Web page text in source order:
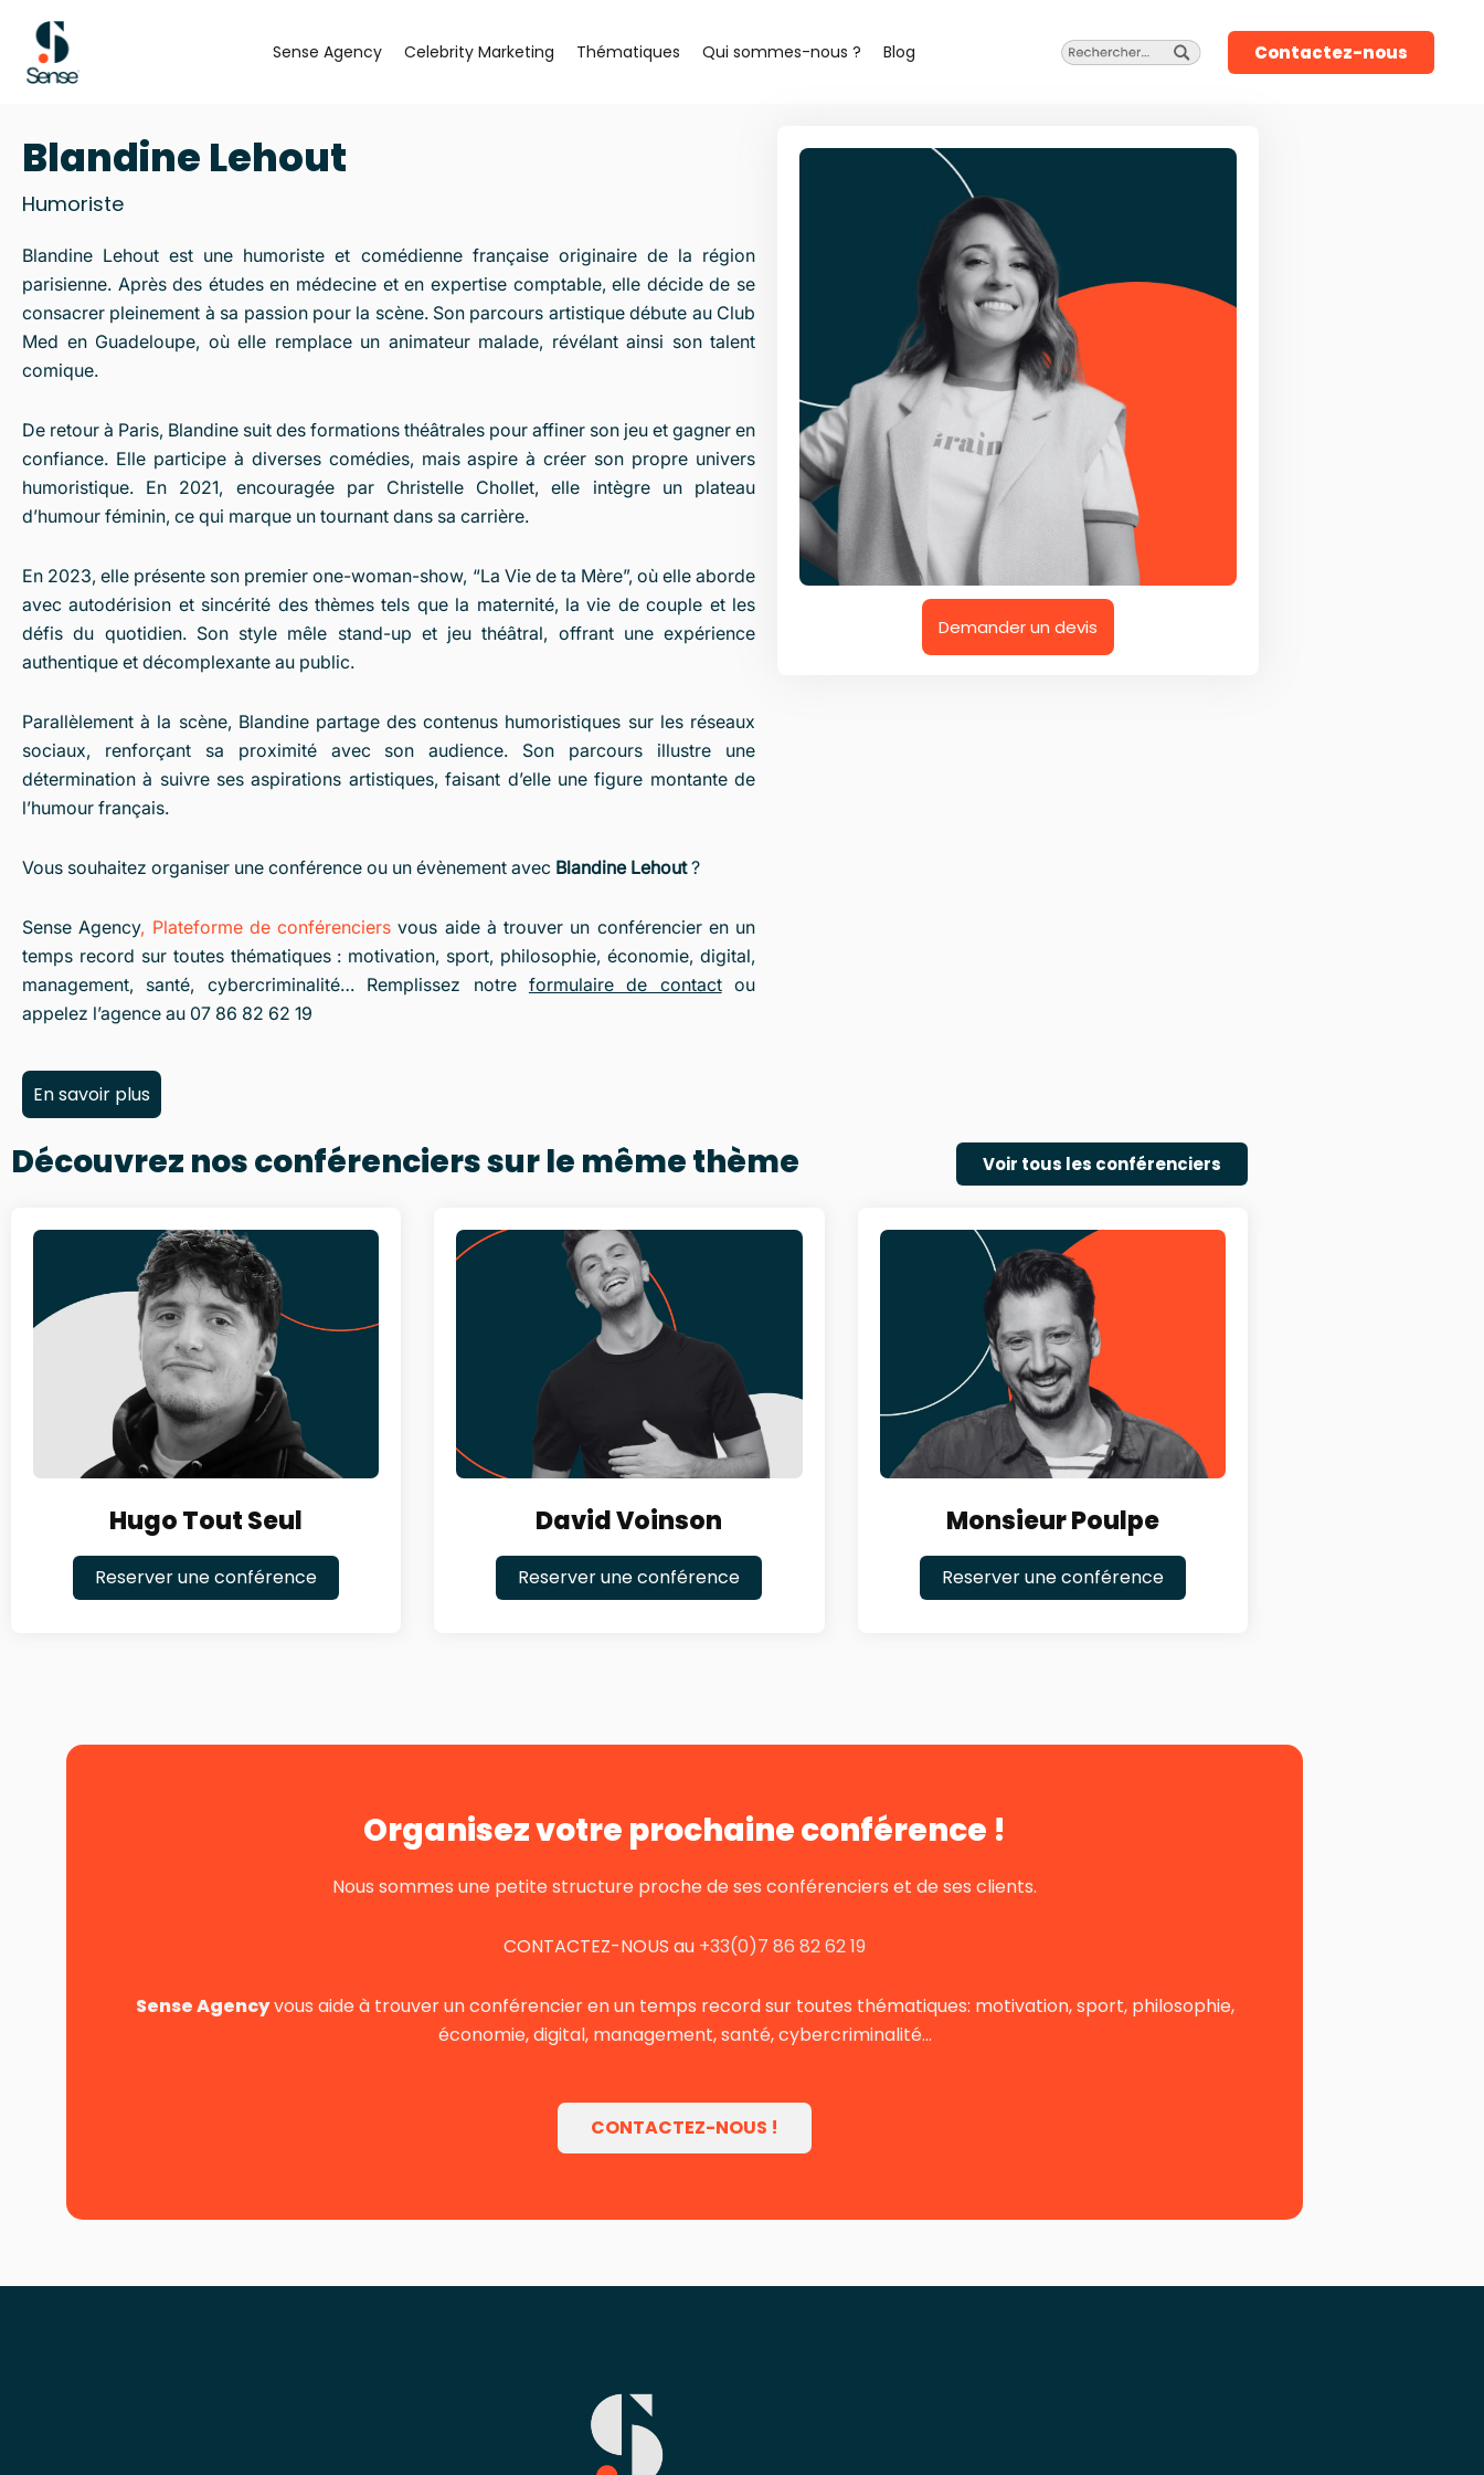
contenu
Sense Agency Celebrity Marketing Thématiques Qui sommes-nous ? Blog Contactez-nous
Blandine Lehout
Humoriste
Blandine Lehout est une humoriste et comédienne française originaire de la région
parisienne. Après des études en médecine et en expertise comptable, elle décide de se
consacrer pleinement à sa passion pour la scène. Son parcours artistique débute au Club
Med en Guadeloupe, où elle remplace un animateur malade, révélant ainsi son talent
comique.
De retour à Paris, Blandine suit des formations théâtrales pour affiner son jeu et gagner en
confiance. Elle participe à diverses comédies, mais aspire à créer son propre univers
humoristique. En 2021, encouragée par Christelle Chollet, elle intègre un plateau
d’humour féminin, ce qui marque un tournant dans sa carrière.
En 2023, elle présente son premier one-woman-show, “La Vie de ta Mère”, où elle aborde
avec autodérision et sincérité des thèmes tels que la maternité, la vie de couple et les
défis du quotidien. Son style mêle stand-up et jeu théâtral, offrant une expérience
authentique et décomplexante au public.
Parallèlement à la scène, Blandine partage des contenus humoristiques sur les réseaux
sociaux, renforçant sa proximité avec son audience. Son parcours illustre une
détermination à suivre ses aspirations artistiques, faisant d’elle une figure montante de
l’humour français.
Vous souhaitez organiser une conférence ou un évènement avec Blandine Lehout ?
Sense Agency, Plateforme de conférenciers vous aide à trouver un conférencier en un
temps record sur toutes thématiques : motivation, sport, philosophie, économie, digital,
management, santé, cybercriminalité… Remplissez notre formulaire de contactou
appelez l’agence au 07 86 82 62 19
En savoir plus
Demander un devis
Découvrez nos conférenciers sur le même thème Voir tous les conférenciers
Hugo Tout Seul
Reserver une conférence
David Voinson
Reserver une conférence
Monsieur Poulpe
Reserver une conférence
Organisez votre prochaine conférence !
Nous sommes une petite structure proche de ses conférenciers et de ses clients.
CONTACTEZ-NOUS au +33(0)7 86 82 62 19
Sense Agencyvous aide à trouver un conférencier en un temps record sur toutes thématiques: motivation, sport, philosophie,
économie, digital, management, santé, cybercriminalité…
CONTACTEZ-NOUS !